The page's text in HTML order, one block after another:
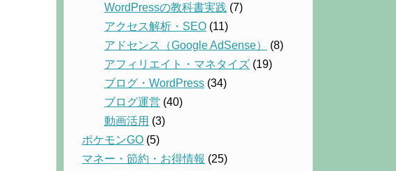
WordPressの教科書実践 (7)
アクセス解析・SEO (11)
アドセンス（Google AdSense）
(8)
アフィリエイト・マネタイズ (19)
ブログ・WordPress (34)
ブログ運営 (40)
動画活用 (3)
ポケモンGO (5)
マネー・節約・お得情報 (25)